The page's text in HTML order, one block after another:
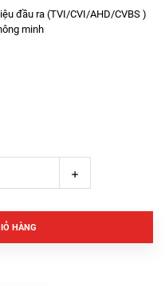
đầu ra (TVI/CVI/AHD/CVBS )
minh
HÀNG